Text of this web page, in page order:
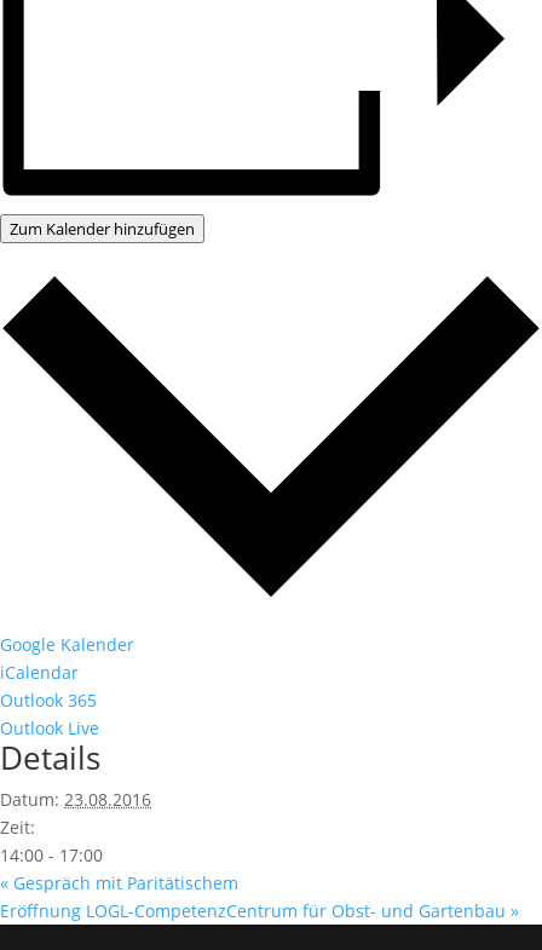
Zum Kalender hinzufügen
Google Kalender
iCalendar
Outlook 365
Outlook Live
Details
Datum: 23.08.2016
Zeit:
14:00 - 17:00
« Gespräch mit Paritätischem
Eröffnung LOGL-CompetenzCentrum für Obst- und Gartenbau »